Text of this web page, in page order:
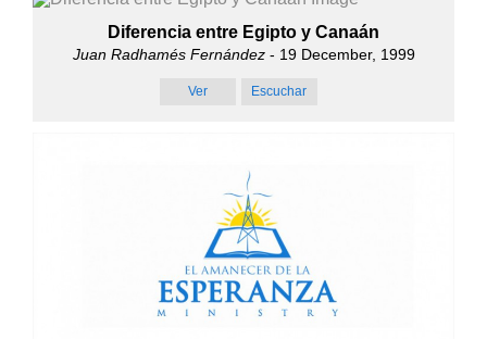
Diferencia entre Egipto y Canaán
Juan Radhamés Fernández- 19 December, 1999
Ver Escuchar